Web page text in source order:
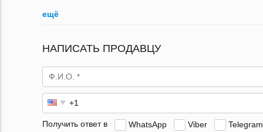
ещё
НАПИСАТЬ ПРОДАВЦУ
Получить ответ в WhatsApp Viber Telegram